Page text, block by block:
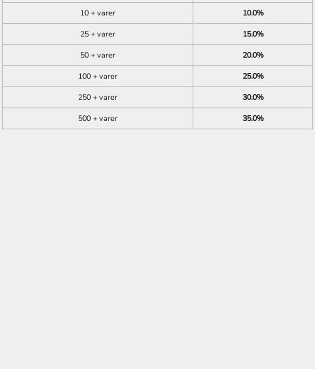
10 + varer
10.0%
25 + varer
15.0%
50 + varer
20.0%
100 + varer
25.0%
250 + varer
30.0%
500 + varer
35.0%